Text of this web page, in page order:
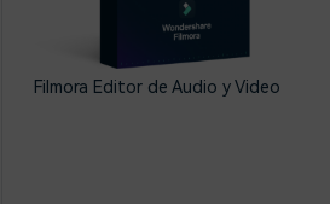
Filmora Editor de Audio y Video